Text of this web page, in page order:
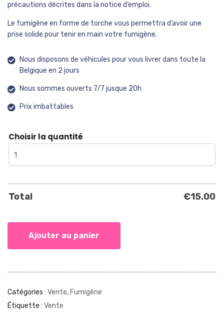
précautions décrites dans la notice d’emploi.
Le fumigène en forme de torche vous permettra d’avoir une
prise solide pour tenir en main votre fumigène.
Nous disposons de véhicules pour vous livrer dans toute la
Belgique en 2 jours
Nous sommes ouverts 7/7 jusque 20h
Prix imbattables
Choisir la quantité
Total €15.00
Ajouter au panier
Catégories : Vente, Fumigène
Étiquette : Vente